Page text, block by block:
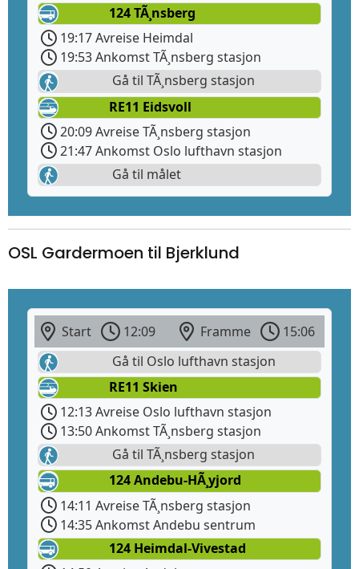
124 TÃ¸nsberg
19:17 Avreise Heimdal
19:53 Ankomst TÃ¸nsberg stasjon
Gå til TÃ¸nsberg stasjon
RE11 Eidsvoll
20:09 Avreise TÃ¸nsberg stasjon
21:47 Ankomst Oslo lufthavn stasjon
Gå til målet
OSL Gardermoen til Bjerklund
Start 12:09 Framme
15:06
Gå til Oslo lufthavn stasjon
RE11 Skien
12:13 Avreise Oslo lufthavn stasjon
13:50 Ankomst TÃ¸nsberg stasjon
Gå til TÃ¸nsberg stasjon
124 Andebu-HÃ¸yjord
14:11 Avreise TÃ¸nsberg stasjon
14:35 Ankomst Andebu sentrum
124 Heimdal-Vivestad